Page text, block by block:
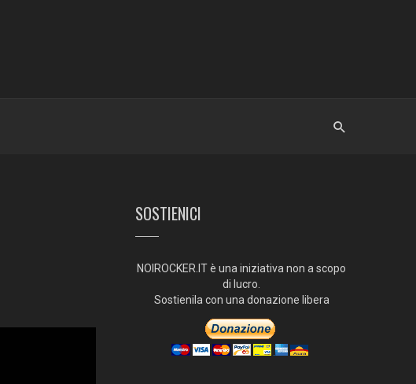
SOSTIENICI
NOIROCKER.IT è una iniziativa non a scopo
di lucro.
Sostienila con una donazione libera